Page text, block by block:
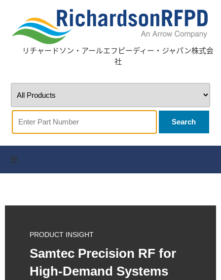
リチャードソン・アールエフピーディー・ジャパン株式会
社
Search
お問い合わせ
PRODUCT INSIGHT
Samtec Precision RF for
High-Demand Systems